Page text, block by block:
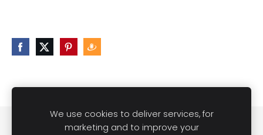
Noteikumi Kontakti
We use cookies to deliver services, for
marketing and to improve your